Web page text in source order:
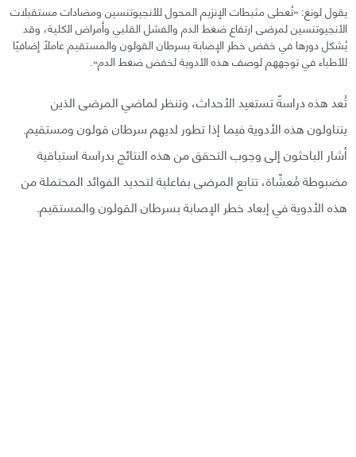
يقول لونغ: «تُعطى مثبطات الإنزيم المحول للأنجيوتنسين ومضادات مستقبلات
الأنجيوتنسين لمرضى ارتفاع ضغط الدم والفشل القلبي وأمراض الكلية، وقد
يُشكل دورها في خفض خطر الإصابة بسرطان القولون والمستقيم عاملًا إضافيًا
للأطباء في توجههم لوصف هذه الأدوية لخفض ضغط الدم».
تُعد هذه دراسةً تستعيد الأحداث، وتنظر لماضي المرضى الذين
يتناولون هذه الأدوية فيما إذا تطور لديهم سرطان قولون ومستقيم.
أشار الباحثون إلى وجوب التحقق من هذه النتائج بدراسة استباقية
مضبوطة مُعشّاة، تتابع المرضى بفاعلية لتحديد الفوائد المحتملة من
هذه الأدوية في إبعاد خطر الإصابة بسرطان القولون والمستقيم.